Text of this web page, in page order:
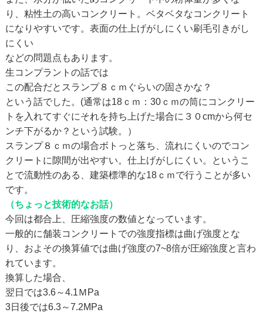
り、粘性土の高いコンクリート。ベタベタなコンクリート
になりやすいです。表面の仕上げがしにくい刷毛引きがし
にくい
などの問題点もあります。
生コンプラントの話では
この配合だとスランプ８ｃｍぐらいの固さかな？
という話でした。(通常は18ｃｍ：30ｃｍの筒にコンクリー
トを入れてすぐにそれを持ち上げた場合に３０cmから何セ
ンチ下がるか？という試験。）
スランプ８ｃｍの場合ボトっと落ち、流れにくいのでコン
クリートに隙間が出やすい。仕上げがしにくい。というこ
とで流動性のある、建築標準的な18ｃｍで行うことが多い
です。
（ちょっと技術的なお話）
今回は都合上、圧縮強度の数値となっています。
一般的に舗装コンクリートでの強度指標は曲げ強度とな
り、およその換算値では曲げ強度の7~8倍が圧縮強度と言わ
れています。
換算した場合、
翌日では3.6～4.1ＭPa
3日後では6.3～7.2MPa